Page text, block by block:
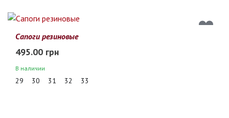
Сапоги резиновые
495.00 грн
В наличии
29 30 31 32 33